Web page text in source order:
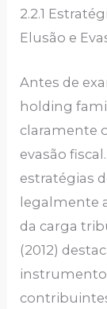
2.2.1
Elusão e
Antes de
holding
claramente
evasão
estratégias
legalmente
da carga
(2012)